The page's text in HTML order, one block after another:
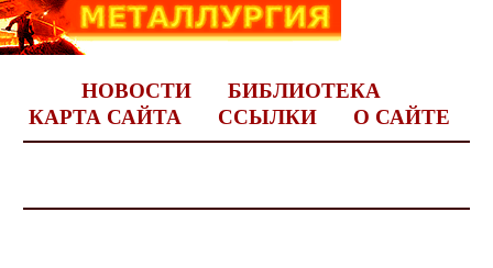
НОВОСТИ
БИБЛИОТЕКА
КАРТА САЙТА
ССЫЛКИ О САЙТЕ